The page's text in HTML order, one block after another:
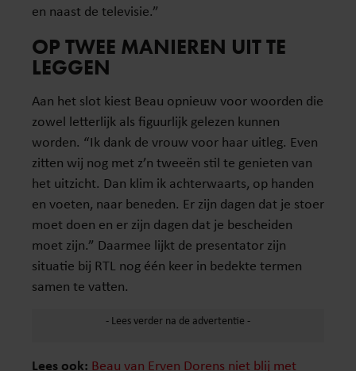
en naast de televisie.”
OP TWEE MANIEREN UIT TE
LEGGEN
Aan het slot kiest Beau opnieuw voor woorden die
zowel letterlijk als figuurlijk gelezen kunnen
worden. “Ik dank de vrouw voor haar uitleg. Even
zitten wij nog met z’n tweeën stil te genieten van
het uitzicht. Dan klim ik achterwaarts, op handen
en voeten, naar beneden. Er zijn dagen dat je stoer
moet doen en er zijn dagen dat je bescheiden
moet zijn.” Daarmee lijkt de presentator zijn
situatie bij RTL nog één keer in bedekte termen
samen te vatten.
Lees ook: Beau van Erven Dorens niet blij met